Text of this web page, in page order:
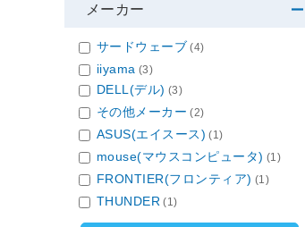
メーカー
サードウェーブ (4)
iiyama (3)
DELL(デル) (3)
その他メーカー (2)
ASUS(エイスース) (1)
mouse(マウスコンピュータ) (1)
FRONTIER(フロンティア) (1)
THUNDER (1)